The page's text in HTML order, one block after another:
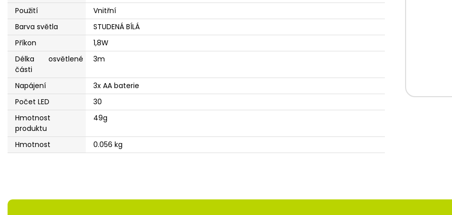
Použití
Vnitřní
Barva světla
STUDENÁ BÍLÁ
Příkon
1,8W
Délka osvětlené
části
3m
Napájení
3x AA baterie
Počet LED
30
Hmotnost
produktu
49g
Hmotnost 0.056 kg